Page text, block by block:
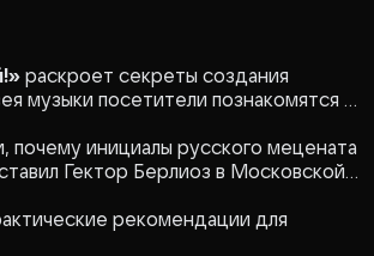
раскроет секреты создания
музыки посетители познакомятся с
почему инициалы русского мецената
Гектор Берлиоз в Московской
рекомендации для